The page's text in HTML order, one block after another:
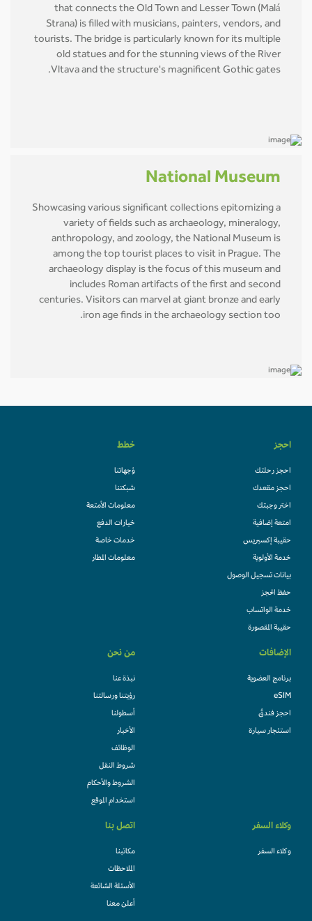
that connects the Old Town and Lesser Town (Malá
Strana) is filled with musicians, painters, vendors, and
tourists. The bridge is particularly known for its multiple
old statues and for the stunning views of the River
Vltava and the structure's magnificent Gothic gates.
National Museum
Showcasing various significant collections epitomizing a
variety of fields such as archaeology, mineralogy,
anthropology, and zoology, the National Museum is
among the top tourist places to visit in Prague. The
archaeology display is the focus of this museum and
includes Roman artifacts of the first and second
centuries. Visitors can marvel at giant bronze and early
iron age finds in the archaeology section too.
احجز
احجز رحلتك
احجز مقعدك
اختر وجبتك
امتعة إضافية
حقيبة إكسبريس
خدمة الأولوية
بيانات تسجيل الوصول
حفظ الحجز
خدمة الواتساب
حقيبة المقصورة
خطط
وُجهاتنا
شبكتنا
معلومات الأمتعة
خيارات الدفع
خدمات خاصة
معلومات المطار
الإضافات
برنامج العضوية
eSIM
احجز فندقً
استئجار سيارة
من نحن
نبذة عنا
رؤيتنا ورسالتنا
أسطولنا
الأخبار
الوظائف
شروط النقل
الشروط والأحكام
استخدام الموقع
وكلاء السفر
وكلاء السفر
اتصل بنا
مكاتبنا
الملاحظات
الأسئلة الشائعة
أعلن معنا